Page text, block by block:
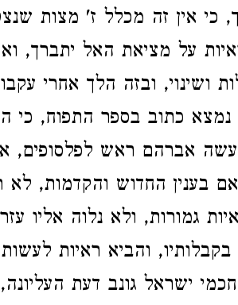
כי אין זה מכלל ז' מצות
על מציאת האל יתברך,
ושינוי, ובזה הלך אחרי
נמצא כתוב בספר התפוח,
אברהם ראש
בענין החדוש והקדמות,
גמורות, ולא נלוה אליו
בקבלותיו, והביא ראיות
ישראל גונב דעת